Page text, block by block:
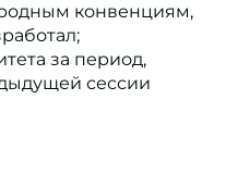
конвенциям,
за период,
сессии